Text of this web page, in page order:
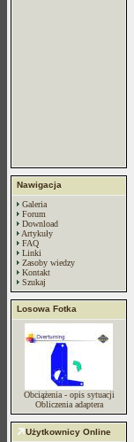
Nawigacja
Galeria
Forum
Download
Artykuły
FAQ
Linki
Zasoby wiedzy
Kontakt
Szukaj
Losowa Fotka
Obciążenia - opis sytuacji
Obliczenia adaptera
Użytkownicy Online